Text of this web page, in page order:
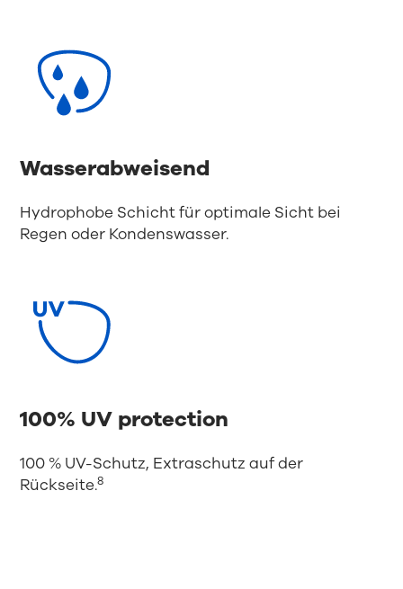
Wasserabweisend
Hydrophobe Schicht für optimale Sicht bei
Regen oder Kondenswasser.
100% UV protection
100 % UV-Schutz, Extraschutz auf der
Rückseite.8